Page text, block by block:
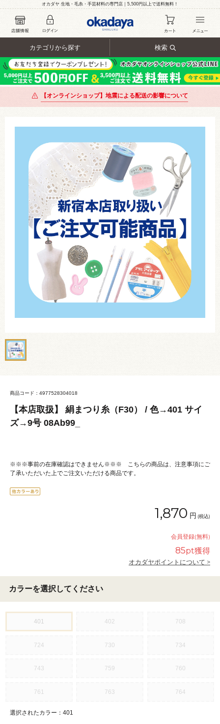
オカダヤ 生地・毛糸・手芸材料の専門店｜5,500円以上で送料無料！
カテゴリから探す 検索
【オンラインショップ】地震による配送の影響について
商品コード：4977528304018
【本店取扱】 絹まつり糸（F30） / 色→401 サイ
ズ→9号 08Ab99_
※※※事前の在庫確認はできません※※※ こちらの商品は、注意事項にご
了承いただいた上でご注文いただける商品です。
1,870 円 (税込)
会員登録(無料)
85pt獲得
オカダヤポイントについて >
カラーを選択してください
401 402 708
724 730 734
743 759 760
761 763 764
選択されたカラー：401